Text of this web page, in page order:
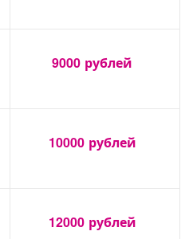
9000 рублей
10000 рублей
12000 рублей